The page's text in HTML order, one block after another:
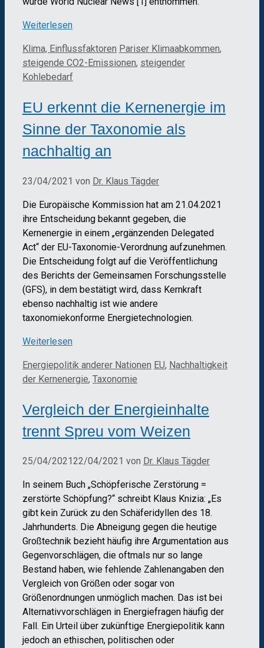
Weiterlesen
Kategorien
Klima, Einflussfaktoren Schlagwörter
Pariser Klimaabkommen,
steigende CO2-Emissionen, steigender
Kohlebedarf
EU erkennt die Kernenergie im
Sinne der Taxonomie als
nachhaltig an
23/04/2021 von Dr. Klaus Tägder
Die Europäische Kommission hat am 21.04.2021
ihre Entscheidung bekannt gegeben, die
Kernenergie in einem „ergänzenden Delegated
Act“ der EU-Taxonomie-Verordnung aufzunehmen.
Die Entscheidung folgt auf die Veröffentlichung
des Berichts der Gemeinsamen Forschungsstelle
(GFS), in dem bestätigt wird, dass Kernkraft
ebenso nachhaltig ist wie andere
taxonomiekonforme Energietechnologien.
Weiterlesen
Kategorien
Energiepolitik anderer Nationen Schlagwörter
EU, Nachhaltigkeit
der Kernenergie, Taxonomie
Vergleich der Energieinhalte
trennt Spreu vom Weizen
25/04/2021 22/04/2021 von Dr. Klaus Tägder
In seinem Buch „Schöpferische Zerstörung =
zerstörte Schöpfung?“ schreibt Klaus Knizia: „Es
gibt kein Zurück zu den Schäferidyllen des 18.
Jahrhunderts. Die Abneigung gegen die heutige
Großtechnik bezieht häufig ihre Argumentation aus
Gegenvorschlägen, die oftmals nur so lange
Bestand haben, wie fehlende Zahlenangaben den
Vergleich von Größen oder sogar von
Größenordnungen unmöglich machen. Das ist bei
Alternativvorschlägen in Energiefragen häufig der
Fall. Ein Urteil über zukünftige Energiepolitik kann
jedoch an ethischen, politischen oder